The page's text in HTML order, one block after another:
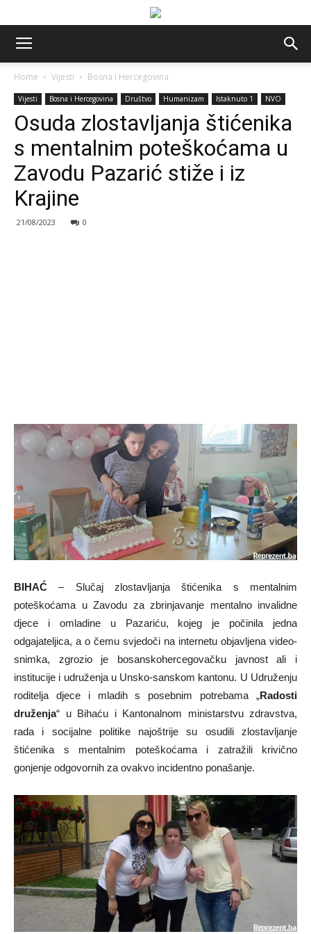
Home Vijesti Bosna i Hercegovina
Vijesti Bosna i Hercegovina Društvo Humanizam Istaknuto 1 NVO
Osuda zlostavljanja štićenika
s mentalnim poteškoćama u
Zavodu Pazarić stiže i iz
Krajine
21/08/2023 0
BIHAĆ – Slučaj zlostavljanja štićenika s mentalnim
poteškoćama u Zavodu za zbrinjavanje mentalno invalidne
djece i omladine u Pazariću, kojeg je počinila jedna
odgajateljica, a o čemu svjedoči na internetu objavljena video-
snimka, zgrozio je bosanskohercegovačku javnost ali i
institucije i udruženja u Unsko-sanskom kantonu. U Udruženju
roditelja djece i mladih s posebnim potrebama „Radosti
druženja“ u Bihaću i Kantonalnom ministarstvu zdravstva,
rada i socijalne politike najoštrije su osudili zlostavljanje
štićenika s mentalnim poteškoćama i zatražili krivično
gonjenje odgovornih za ovakvo incidentno ponašanje.